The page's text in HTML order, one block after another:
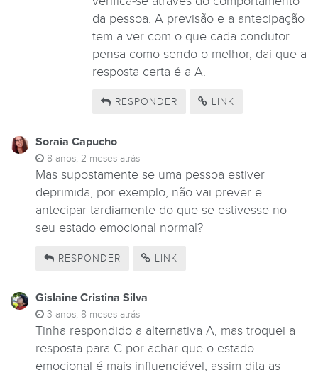
da pessoa. A previsão e a antecipação
tem a ver com o que cada condutor
pensa como sendo o melhor, dai que a
resposta certa é a A.
RESPONDER LINK
Soraia Capucho
8 anos, 2 meses atrás
Mas supostamente se uma pessoa estiver
deprimida, por exemplo, não vai prever e
antecipar tardiamente do que se estivesse no
seu estado emocional normal?
RESPONDER LINK
Gislaine Cristina Silva
3 anos, 8 meses atrás
Tinha respondido a alternativa A, mas troquei a
resposta para C por achar que o estado
emocional é mais influenciável, assim dita as